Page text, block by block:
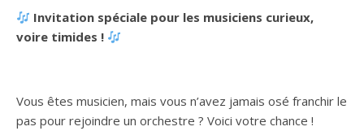
Invitation spéciale pour les musiciens curieux,
voire timides !
Vous êtes musicien, mais vous n’avez jamais osé franchir le
pas pour rejoindre un orchestre ? Voici votre chance !